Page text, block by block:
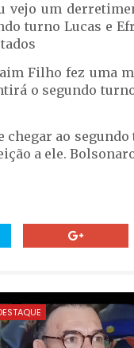
vejo um
turno Lucas e
Filho fez uma
o segundo
chegar ao
a ele.